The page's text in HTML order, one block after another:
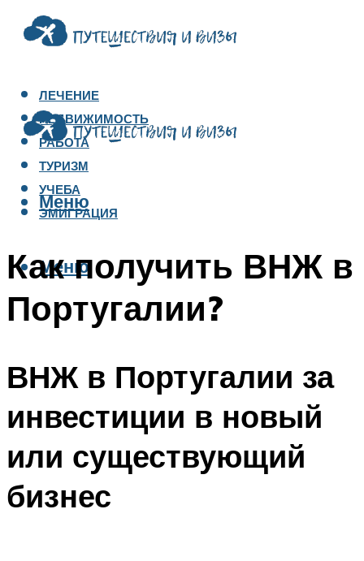
ЛЕЧЕНИЕ
НЕДВИЖИМОСТЬ
РАБОТА
ТУРИЗМ
УЧЕБА
ЭМИГРАЦИЯ
Меню
Меню
Как получить ВНЖ в
Португалии?
ВНЖ в Португалии за
инвестиции в новый
или существующий
бизнес